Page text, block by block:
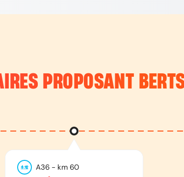
PROPOSANT
A36 - km 60